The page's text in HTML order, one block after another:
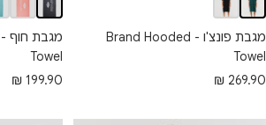
מגבת פונצ'ו - Brand Hooded
Towel
מחיר
269.90 ₪
Towel
מחיר
199.90 ₪